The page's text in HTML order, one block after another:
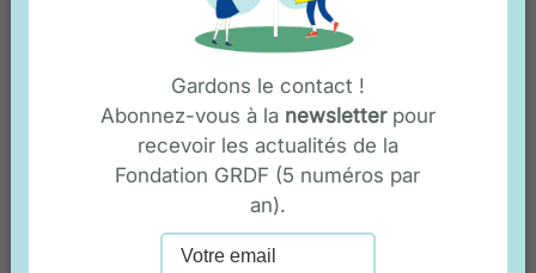
Gardons le contact !
Abonnez-vous à la newsletterpour
recevoir les actualités de la
Fondation GRDF (5 numéros par
an).